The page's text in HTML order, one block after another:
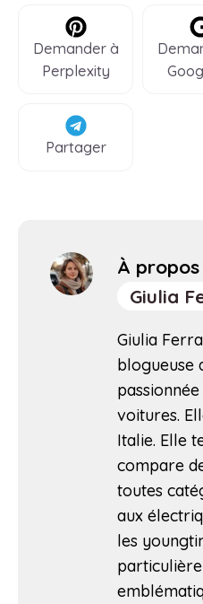
Demander à
Perplexity
Partager
À
Giulia
Giulia
blogueuse
voitures.
Italie. Elle
compare
toutes
aux
les